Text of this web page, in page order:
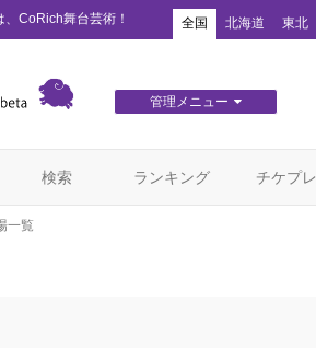
CoRich舞台芸術！ 全国 北海道 東北
管理メニュー
検索 ランキング チケプレ
一覧